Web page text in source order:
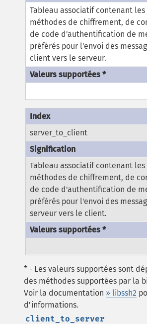
Tableau associatif contenant les
méthodes de chiffrement, de
de code d'authentification de
préférés pour l'envoi des
client vers le serveur.
server_to_client
Tableau associatif contenant les
méthodes de chiffrement, de
de code d'authentification de
préférés pour l'envoi des
serveur vers le client.
* - Les valeurs supportées sont
des méthodes supportées par la
Voir la documentation » libssh2
d'informations.
client_to_server